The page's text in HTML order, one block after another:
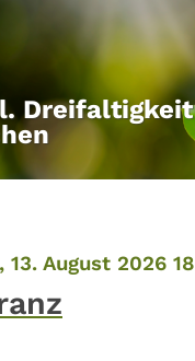
Dreifaltigkeit
13. August 2026